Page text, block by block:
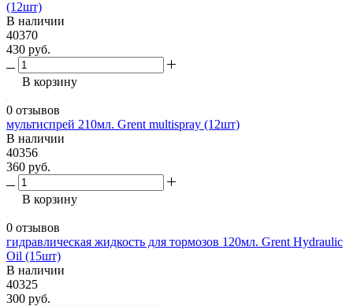
(12шт)
В наличии
40370
430 руб.
В корзину
0 отзывов
мультиспрей 210мл. Grent multispray (12шт)
В наличии
40356
360 руб.
В корзину
0 отзывов
гидравлическая жидкость для тормозов 120мл. Grent Hydraulic
Oil (15шт)
В наличии
40325
300 руб.